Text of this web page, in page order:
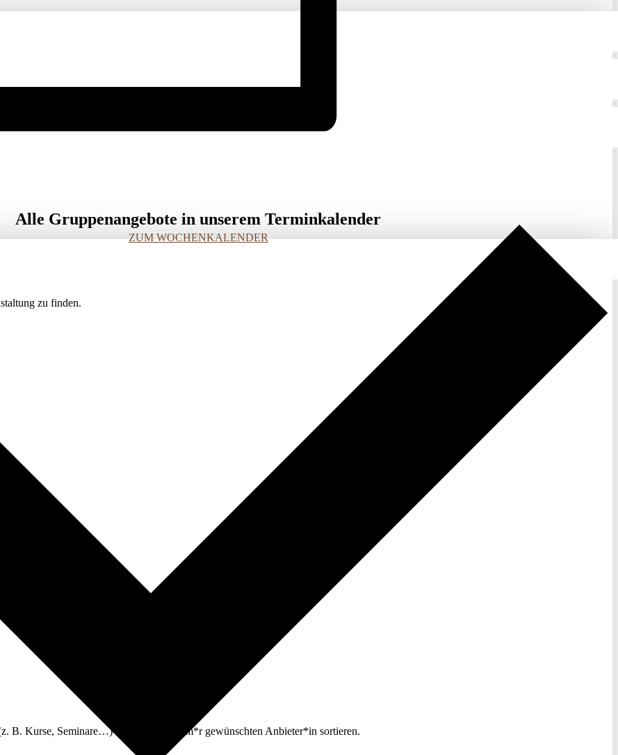
Alle Gruppenangebote in unserem Terminkalender
ZUM WOCHENKALENDER
zu finden.
B. Kurse, Seminare…) oder nach deinem*r gewünschten Anbieter*in sortieren.